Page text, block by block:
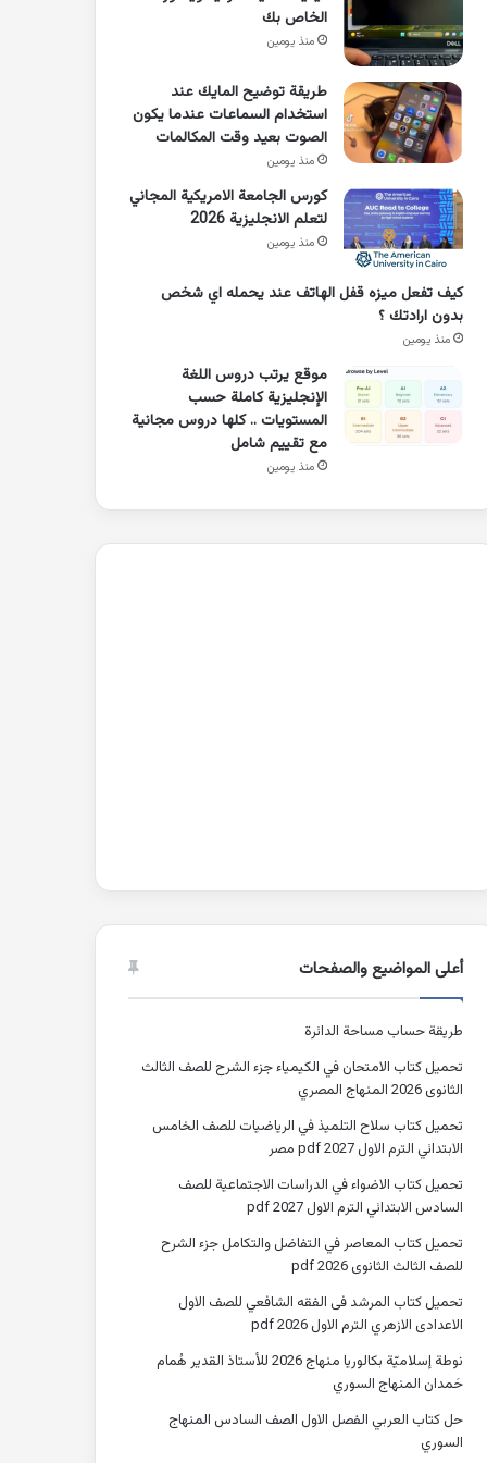
الخاص بك
منذ يومين
طريقة توضيح المايك عند
استخدام السماعات عندما يكون
الصوت بعيد وقت المكالمات
منذ يومين
كورس الجامعة الامريكية المجاني
لتعلم الانجليزية 2026
منذ يومين
كيف تفعل ميزه قفل الهاتف عند يحمله اي شخص
بدون ارادتك ؟
منذ يومين
موقع يرتب دروس اللغة
الإنجليزية كاملة حسب
المستويات .. كلها دروس مجانية
مع تقييم شامل
منذ يومين
أعلى المواضيع والصفحات
طريقة حساب مساحة الدائرة
تحميل كتاب الامتحان في الكيمياء جزء الشرح للصف الثالث
الثانوى 2026 المنهاج المصري
تحميل كتاب سلاح التلميذ في الرياضيات للصف الخامس
الابتدائي الترم الاول 2027 pdf مصر
تحميل كتاب الاضواء في الدراسات الاجتماعية للصف
السادس الابتدائي الترم الاول 2027 pdf
تحميل كتاب المعاصر في التفاضل والتكامل جزء الشرح
للصف الثالث الثانوى 2026 pdf
تحميل كتاب المرشد فى الفقه الشافعي للصف الاول
الاعدادى الازهري الترم الاول 2026 pdf
نوطة إسلاميّة بكالوريا منهاج 2026 للأستاذ القدير هُمام
حَمدان المنهاج السوري
حل كتاب العربي الفصل الاول الصف السادس المنهاج
السوري